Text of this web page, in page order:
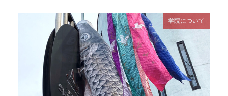
学院について